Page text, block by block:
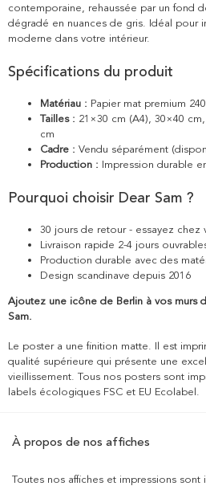
contemporaine, rehaussée par un fond
dégradé en nuances de gris. Idéal pour
moderne dans votre intérieur.
Spécifications du produit
Matériau : Papier mat premium
Tailles : 21×30 cm (A4), 30×40
cm
Cadre : Vendu séparément
Production : Impression durable
Pourquoi choisir Dear Sam ?
30 jours de retour - essayez chez
Livraison rapide 2-4 jours
Production durable avec des
Design scandinave depuis 2016
Ajoutez une icône de Berlin à vos murs
Sam.
Le poster a une finition matte. Il est
qualité supérieure qui présente une
vieillissement. Tous nos posters sont
labels écologiques FSC et EU Ecolabel.
À propos de nos affiches
Toutes nos affiches et impressions sont